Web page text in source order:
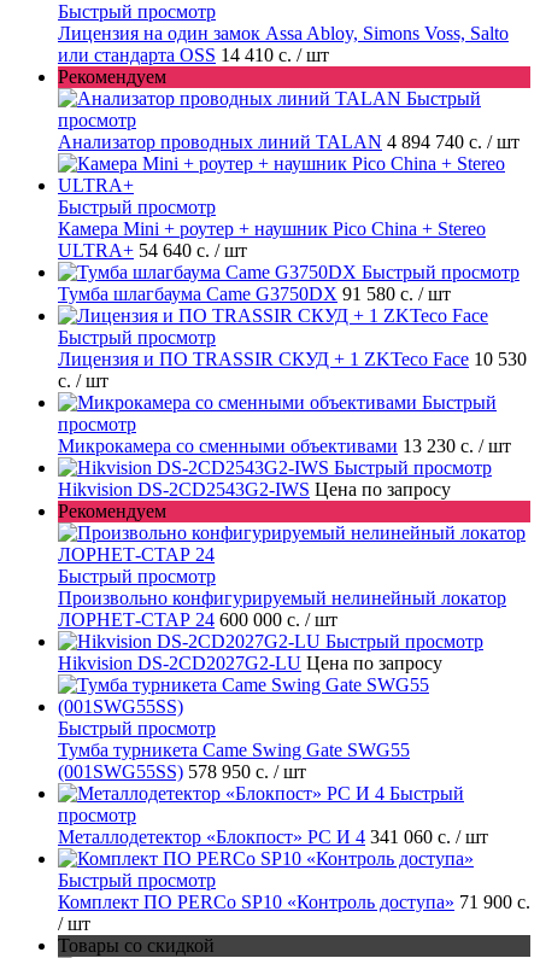
Быстрый просмотр
Лицензия на один замок Assa Abloy, Simons Voss, Salto
или стандарта OSS 14 410 с. / шт
Рекомендуем
Быстрый
просмотр
Анализатор проводных линий TALAN 4 894 740 с. / шт
Быстрый просмотр
Камера Mini + роутер + наушник Pico China + Stereo
ULTRA+ 54 640 с. / шт
Быстрый просмотр
Тумба шлагбаума Came G3750DX 91 580 с. / шт
Быстрый просмотр
Лицензия и ПО TRASSIR СКУД + 1 ZKTeco Face 10 530
с. / шт
Быстрый
просмотр
Микрокамера со сменными объективами 13 230 с. / шт
Быстрый просмотр
Hikvision DS-2CD2543G2-IWS Цена по запросу
Рекомендуем
Быстрый просмотр
Произвольно конфигурируемый нелинейный локатор
ЛОРНЕТ-СТАР 24 600 000 с. / шт
Быстрый просмотр
Hikvision DS-2CD2027G2-LU Цена по запросу
Быстрый просмотр
Тумба турникета Came Swing Gate SWG55
(001SWG55SS) 578 950 с. / шт
Быстрый
просмотр
Металлодетектор «Блокпост» PC И 4 341 060 с. / шт
Быстрый просмотр
Комплект ПО PERCo SP10 «Контроль доступа» 71 900 с.
/ шт
Товары со скидкой